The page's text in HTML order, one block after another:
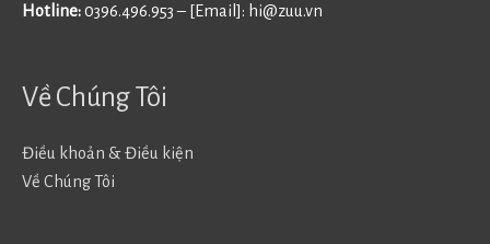
Hotline:0396.496.953 – [Email]: hi@zuu.vn
Về Chúng Tôi
Điều khoản & Điều kiện
Về Chúng Tôi